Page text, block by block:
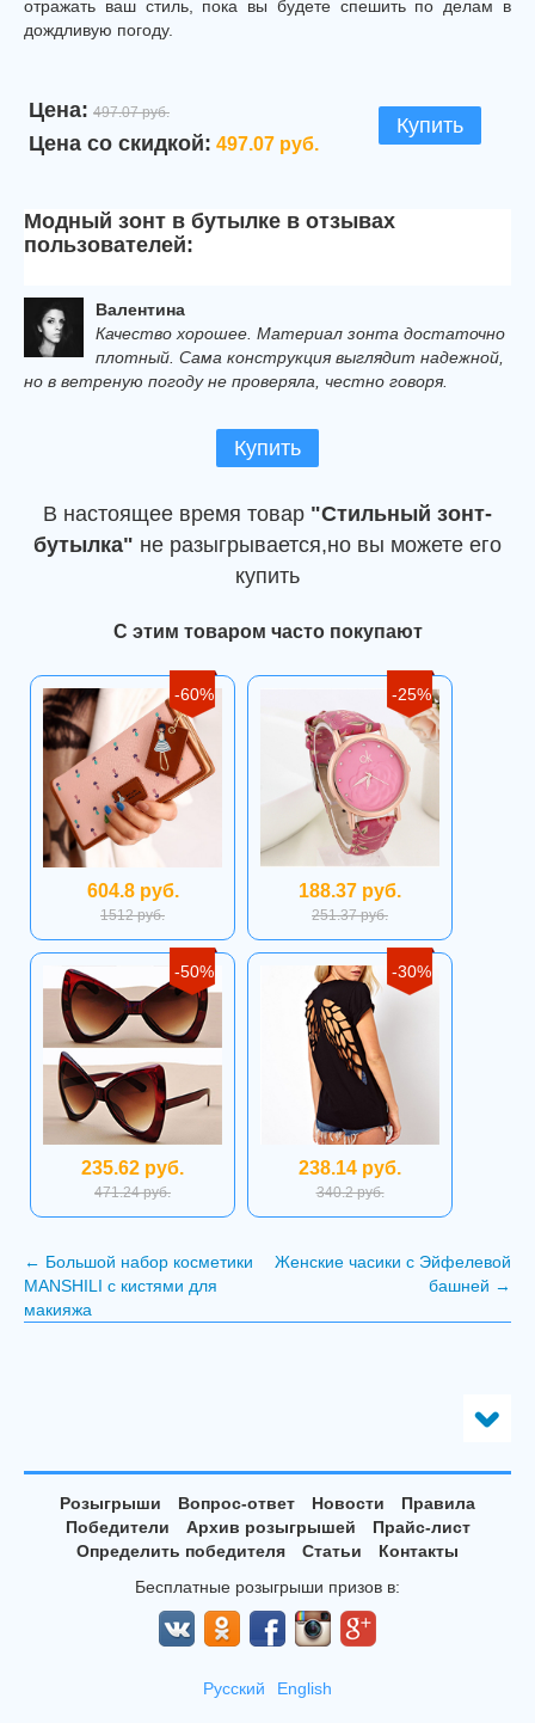
отражать ваш стиль, пока вы будете спешить по делам в
дождливую погоду.
Цена: 497.07 руб.
Цена со скидкой: 497.07 руб.
Купить
Модный зонт в бутылке в отзывах
пользователей:
Валентина
Качество хорошее. Материал зонта достаточно
плотный. Сама конструкция выглядит надежной,
но в ветреную погоду не проверяла, честно говоря.
Купить
В настоящее время товар "Стильный зонт-
бутылка" не разыгрывается,но вы можете его
купить
С этим товаром часто покупают
-60%
604.8 руб.
1512 руб.
-25%
188.37 руб.
251.37 руб.
-50%
235.62 руб.
471.24 руб.
-30%
238.14 руб.
340.2 руб.
← Большой набор косметики
MANSHILI с кистями для
макияжа
Женские часики с Эйфелевой
башней →
Розыгрыши Вопрос-ответ Новости
Правила
Победители
Архив розыгрышей
Прайс-лист
Определить победителя
Статьи
Контакты
Бесплатные розыгрыши призов в:
Русский English